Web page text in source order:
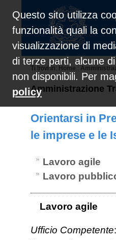
Questo sito utilizza
funzionalità quali la
visualizzazione di
di terze parti, alcune
non disponibili. Per
policy
Ti trovi in: Home :
Amministrazione
Orientarsi in
le imprese e le
Lavoro agile
Lavoro
Lavoro agile
Ufficio Competente